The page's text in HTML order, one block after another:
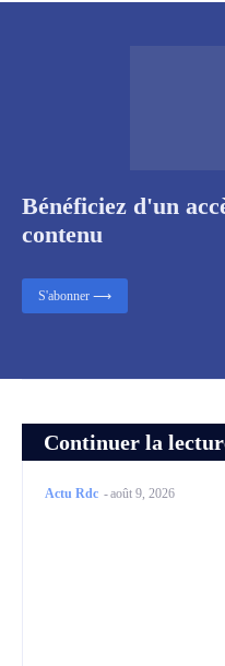
Continuer la
Actu Rdc -août 9, 2026
Bénéficiez d'un
contenu
S'abonner ⟶